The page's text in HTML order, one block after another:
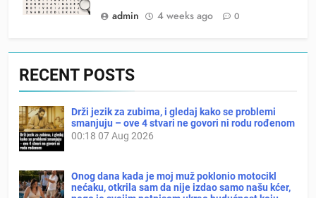
admin
4 weeks ago 0
RECENT POSTS
Drži jezik za zubima, i gledaj kako se problemi
smanjuju – ove 4 stvari ne govori ni rodu rođenom
00:18 07 Aug 2026
Onog dana kada je moj muž poklonio motocikl
nećaku, otkrila sam da nije izdao samo našu kćer,